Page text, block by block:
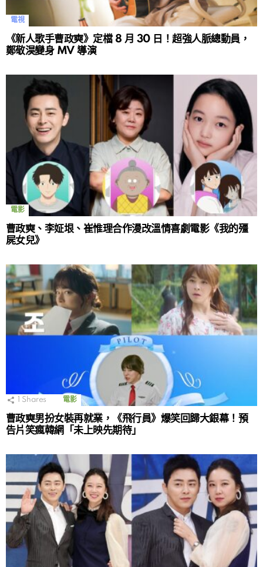
電視
《新人歌手曹政奭》定檔 8 月 30 日！超強人脈總動員，
鄭敬淏變身 MV 導演
電影
曹政奭、李姃垠、崔惟理合作漫改溫情喜劇電影《我的殭
屍女兒》
Shares 電影
曹政奭男扮女裝再就業，《飛行員》爆笑回歸大銀幕！預
告片笑瘋韓網「未上映先期待」